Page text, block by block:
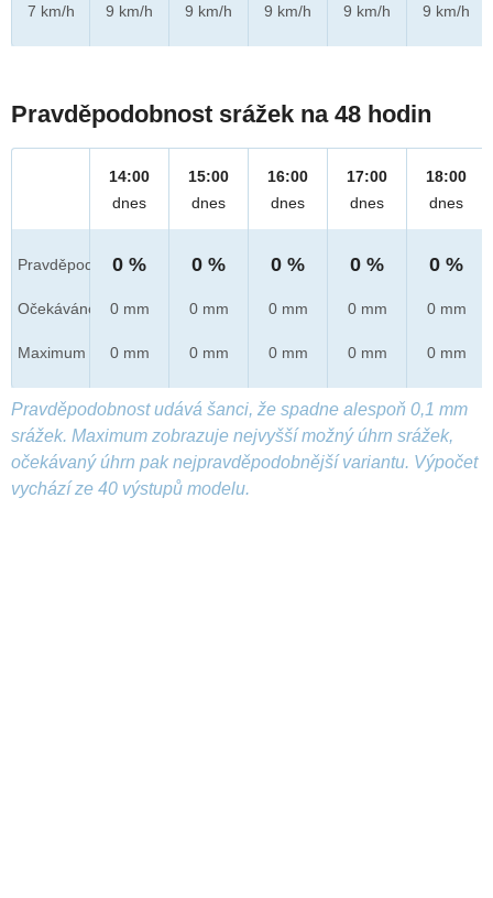
7 km/h
9 km/h
9 km/h
9 km/h
9 km/h
9 km/h
Pravděpodobnost srážek na 48 hodin
Pravděpod.
Očekáváno
Maximum
14:00
dnes
0 %
0 mm
0 mm
15:00
dnes
0 %
0 mm
0 mm
16:00
dnes
0 %
0 mm
0 mm
17:00
dnes
0 %
0 mm
0 mm
18:00
dnes
0 %
0 mm
0 mm
Pravděpodobnost udává šanci, že spadne alespoň 0,1 mm
srážek. Maximum zobrazuje nejvyšší možný úhrn srážek,
očekávaný úhrn pak nejpravděpodobnější variantu. Výpočet
vychází ze 40 výstupů modelu.